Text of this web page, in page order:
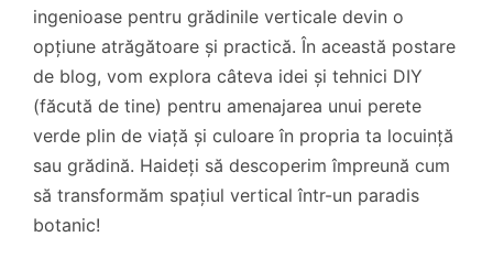
ingenioase pentru grădinile verticale devin o
opțiune atrăgătoare și practică. În această postare
de blog, vom explora câteva idei și tehnici DIY
(făcută de tine) pentru amenajarea unui perete
verde plin de viață și culoare în propria ta locuință
sau grădină. Haideți să descoperim împreună cum
să transformăm spațiul vertical într-un paradis
botanic!